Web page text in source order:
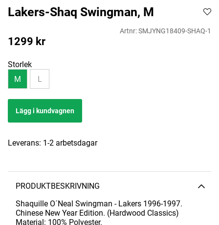
Lakers-Shaq Swingman, M
Artnr:SMJYNG18409-SHAQ-1
1299 kr
Storlek
M
L
Lägg i kundvagnen
Leverans: 1-2 arbetsdagar
PRODUKTBESKRIVNING
Shaquille O´Neal Swingman - Lakers 1996-1997.
Chinese New Year Edition. (Hardwood Classics)
Material: 100% Polyester.